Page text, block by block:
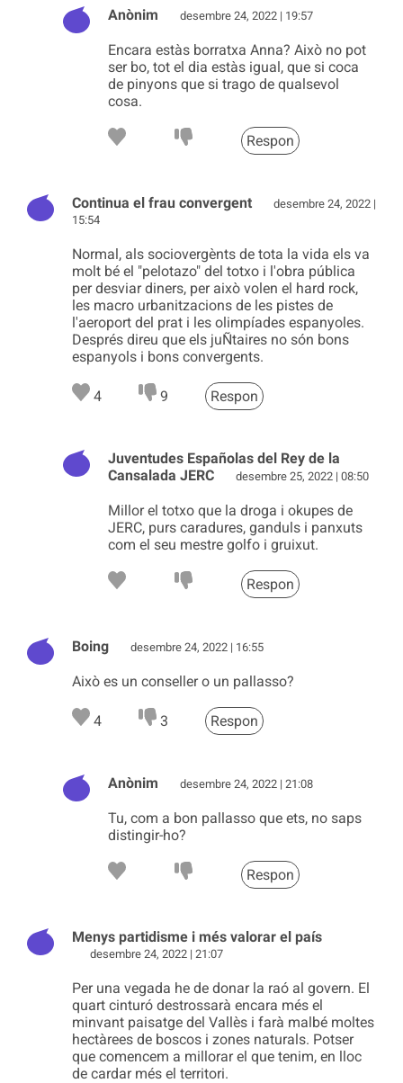
Anònim desembre 24, 2022 | 19:57
Encara estàs borratxa Anna? Això no pot
ser bo, tot el dia estàs igual, que si coca
de pinyons que si trago de qualsevol
cosa.
Respon
Continua el frau convergent
desembre 24, 2022 |
15:54
Normal, als sociovergènts de tota la vida els va
molt bé el "pelotazo" del totxo i l'obra pública
per desviar diners, per això volen el hard rock,
les macro urbanitzacions de les pistes de
l'aeroport del prat i les olimpíades espanyoles.
Després direu que els juÑtaires no són bons
espanyols i bons convergents.
4 9 Respon
Juventudes Españolas del Rey de la
Cansalada JERC
desembre 25, 2022 | 08:50
Millor el totxo que la droga i okupes de
JERC, purs caradures, ganduls i panxuts
com el seu mestre golfo i gruixut.
Respon
Boing desembre 24, 2022 | 16:55
Això es un conseller o un pallasso?
4 3 Respon
Anònim desembre 24, 2022 | 21:08
Tu, com a bon pallasso que ets, no saps
distingir-ho?
Respon
Menys partidisme i més valorar el país
desembre 24, 2022 | 21:07
Per una vegada he de donar la raó al govern. El
quart cinturó destrossarà encara més el
minvant paisatge del Vallès i farà malbé moltes
hectàrees de boscos i zones naturals. Potser
que comencem a millorar el que tenim, en lloc
de cardar més el territori.